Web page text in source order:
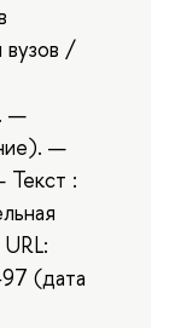
вузов /
—
—
:
(дата